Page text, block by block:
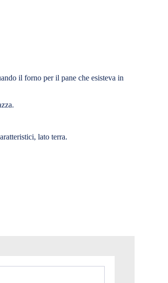
il forno per il pane che esisteva in
lato terra.